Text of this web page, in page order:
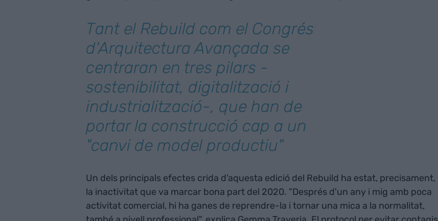
Tant el Rebuild com el Congrés
d'Arquitectura Avançada se
centraran en tres pilars -
sostenibilitat, digitalització i
industrialització-, que han de
portar la construcció cap a un
"canvi de model productiu"
Un dels principals efectes crida d'aquesta edició del Rebuild ha estat, precisament,
la inactivitat que va marcar bona part del 2020. "Després d'un any i mig amb poca
activitat comercial, hi ha ganes de reprendre-la i tornar una mica a la normalitat,